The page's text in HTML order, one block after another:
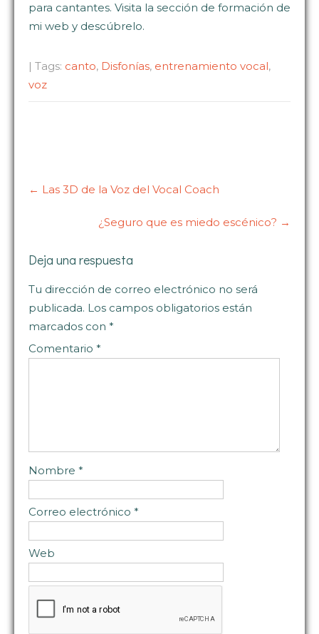
para cantantes. Visita la sección de formación de
mi web y descúbrelo.
| Tags: canto, Disfonías, entrenamiento vocal,
voz
navigation
← Las 3D de la Voz del Vocal Coach
¿Seguro que es miedo escénico? →
Deja una respuesta
Tu dirección de correo electrónico no será
publicada. Los campos obligatorios están
marcados con *
Comentario *
Nombre *
Correo electrónico *
Web